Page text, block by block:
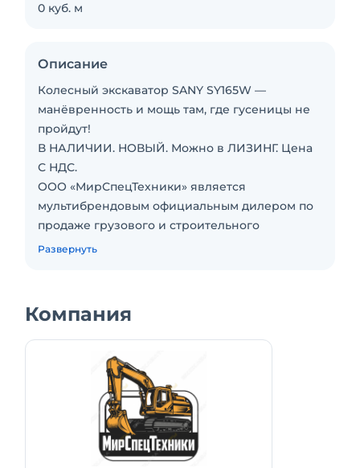
0 куб. м
Описание
Колесный экскаватор SANY SY165W —
манёвренность и мощь там, где гусеницы не
пройдут!
В НАЛИЧИИ. НОВЫЙ. Можно в ЛИЗИНГ. Цена
С НДС.
ООО «МирСпецТехники» является
мультибрендовым официальным дилером по
продаже грузового и строительного
транспорта российского и импортного
при 2 000 об/мин; Объём ковша — 0,65 м³;
Длина стрелы — 4 600 мм; Длина рукояти — 2
100 мм; Гидролиния — однопоточная, в
стандартной комплектации; Отвал — в
комплекте; Выносные опоры — в комплекте.
Стоимость: 11 990 000 руб. (включая НДС 22%)
Базис поставки: Москва / МО, самовывоз. Срок
поставки: 15 рабочих дней. Оплата: 100%
Развернуть
Компания